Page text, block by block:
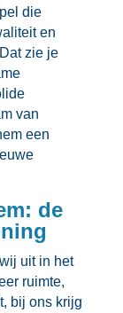
die
en
zie je
van
een
de
uit in het
ruimte,
bij ons krijg